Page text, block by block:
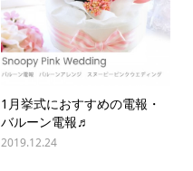
1月挙式におすすめの電報・
バルーン電報♬
2019.12.24